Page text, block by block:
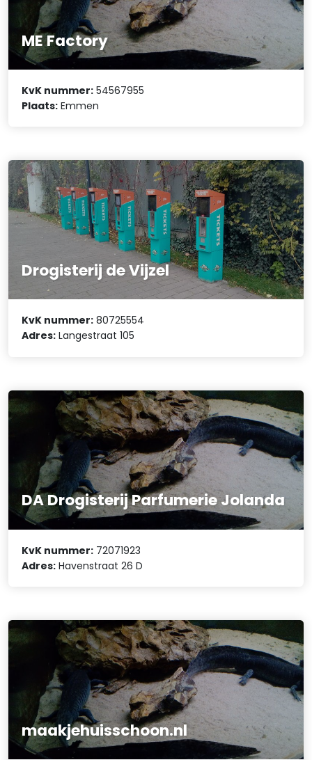
ME Factory
KvK nummer: 54567955
Plaats: Emmen
Drogisterij de Vijzel
KvK nummer: 80725554
Adres: Langestraat 105
DA Drogisterij Parfumerie Jolanda
KvK nummer: 72071923
Adres: Havenstraat 26 D
maakjehuisschoon.nl